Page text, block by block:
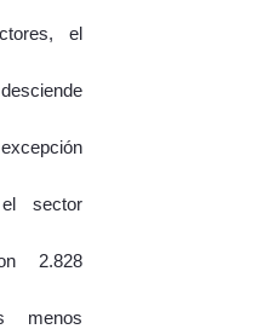
el
el sector
2.828
menos